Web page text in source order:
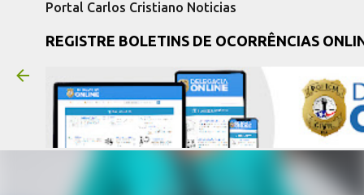
Portal Carlos Cristiano Noticias
REGISTRE BOLETINS DE OCORRÊNCIAS